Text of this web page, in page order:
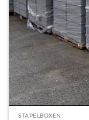
STAPELBOXEN